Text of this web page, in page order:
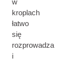
w
kroplach
łatwo
się
rozprowadza
i